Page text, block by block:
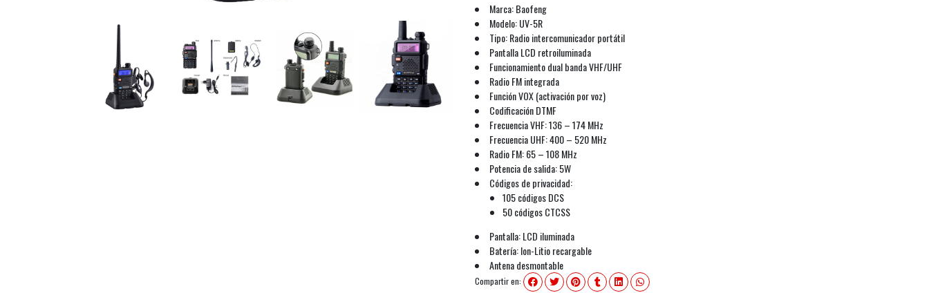
Marca: Baofeng
Modelo: UV-5R
Tipo: Radio intercomunicador portátil
Pantalla LCD retroiluminada
Funcionamiento dual banda VHF/UHF
Radio FM integrada
Función VOX (activación por voz)
Codificación DTMF
Frecuencia VHF: 136 – 174 MHz
Frecuencia UHF: 400 – 520 MHz
Radio FM: 65 – 108 MHz
Potencia de salida: 5W
Códigos de privacidad:
105 códigos DCS
50 códigos CTCSS
Pantalla: LCD iluminada
Batería: Ion-Litio recargable
Antena desmontable
Compartir en: